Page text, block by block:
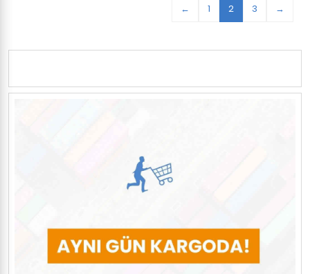
← 1 2 3 →